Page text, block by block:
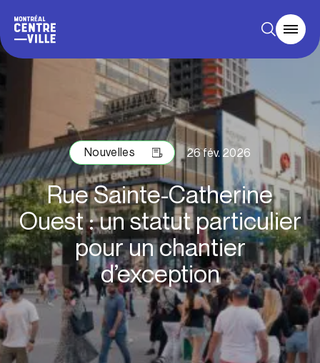
Nouvelles 26 fév. 2026
Rue Sainte-Catherine
Ouest : un statut particulier
pour un chantier
d’exception